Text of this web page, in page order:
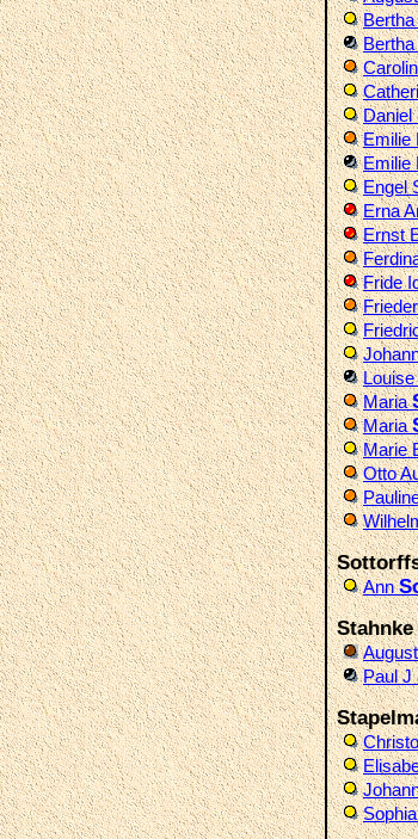
Daniel
Emilie
Emilie
Engel
Erna
Ernst
Fride
Maria
Maria
Marie
Otto
Ann
Stahnke
Paul J